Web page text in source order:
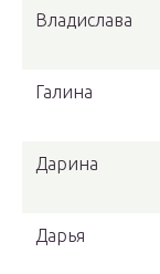
Владислава
Галина
Дарина
Дарья